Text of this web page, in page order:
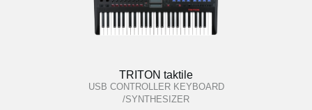
TRITON taktile
USB CONTROLLER KEYBOARD
/SYNTHESIZER